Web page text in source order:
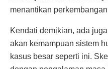
menantikan
Kendati demikian, ada
akan kemampuan sistem
kasus besar seperti ini.